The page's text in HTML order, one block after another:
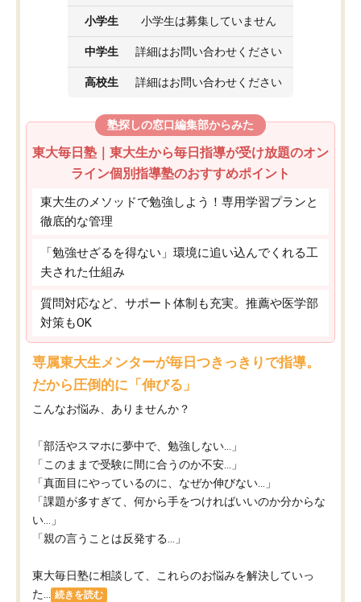
小学生 小学生は募集していません
中学生 詳細はお問い合わせください
高校生 詳細はお問い合わせください
塾探しの窓口編集部からみた
東大毎日塾｜東大生から毎日指導が受け放題のオン
ライン個別指導塾のおすすめポイント
東大生のメソッドで勉強しよう！専用学習プランと
徹底的な管理
「勉強せざるを得ない」環境に追い込んでくれる工
夫された仕組み
質問対応など、サポート体制も充実。推薦や医学部
対策もOK
専属東大生メンターが毎日つきっきりで指導。
だから圧倒的に「伸びる」
こんなお悩み、ありませんか？
「部活やスマホに夢中で、勉強しない…」
「このままで受験に間に合うのか不安…」
「真面目にやっているのに、なぜか伸びない…」
「課題が多すぎて、何から手をつければいいのか分からな
い…」
「親の言うことは反発する…」
東大毎日塾に相談して、これらのお悩みを解決していっ
た...
続きを読む